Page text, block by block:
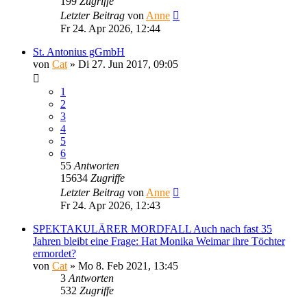
Letzter Beitrag von Anne
Fr 24. Apr 2026, 12:44
St. Antonius gGmbH
von Cat » Di 27. Jun 2017, 09:05
1
2
3
4
5
6
55 Antworten
15634 Zugriffe
Letzter Beitrag von Anne
Fr 24. Apr 2026, 12:43
SPEKTAKULÄRER MORDFALL Auch nach fast 35
Jahren bleibt eine Frage: Hat Monika Weimar ihre Töchter
ermordet?
von Cat » Mo 8. Feb 2021, 13:45
3 Antworten
532 Zugriffe